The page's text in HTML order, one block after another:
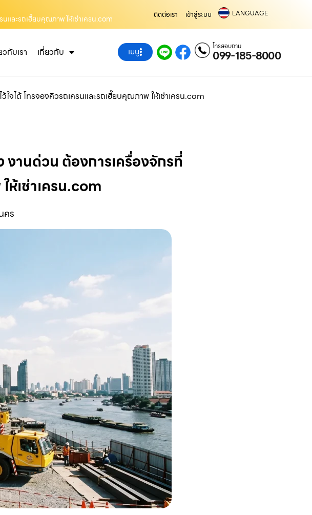
และรถเฮี๊ยบคุณภาพ ให้เช่าเครน.com
ติดต่อเรา เข้าสู่ระบบ LANGUAGE
วกับเรา เกี่ยวกับ เมนู โทรสอบถาม
099-185-8000
ได้ โทรจองคิวรถเครนและรถเฮี๊ยบคุณภาพ ให้เช่าเครน.com
านด่วน ต้องการเครื่องจักรที่
ห้เช่าเครน.com
คร